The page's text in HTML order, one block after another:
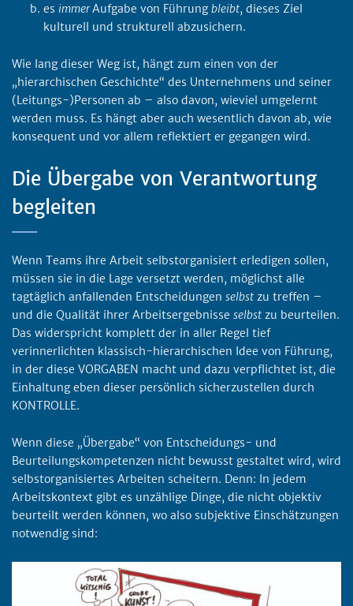
es immerAufgabe von Führungbleibt, dieses Ziel
kulturell und strukturell abzusichern.
Wie lang dieser Weg ist, hängt zum einen von der
„hierarchischen Geschichte“ des Unternehmens und seiner
(Leitungs-)Personen ab – also davon, wieviel umgelernt
werden muss. Es hängt aber auch wesentlich davon ab, wie
konsequent und vor allem reflektiert er gegangen wird.
Die Übergabe von Verantwortung
begleiten
Wenn Teams ihre Arbeit selbstorganisiert erledigen sollen,
müssen sie in die Lage versetzt werden, möglichst alle
tagtäglich anfallenden Entscheidungen selbst zu treffen –
und die Qualität ihrer Arbeitsergebnisse selbst zu beurteilen.
Das widerspricht komplett der in aller Regel tief
verinnerlichten klassisch-hierarchischen Idee von Führung,
in der diese VORGABEN macht und dazu verpflichtet ist, die
Einhaltung eben dieser persönlich sicherzustellen durch
KONTROLLE.
Wenn diese „Übergabe“ von Entscheidungs- und
Beurteilungskompetenzen nicht bewusst gestaltet wird, wird
selbstorganisiertes Arbeiten scheitern. Denn: In jedem
Arbeitskontext gibt es unzählige Dinge, die nicht objektiv
beurteilt werden können, wo also subjektive Einschätzungen
notwendig sind: